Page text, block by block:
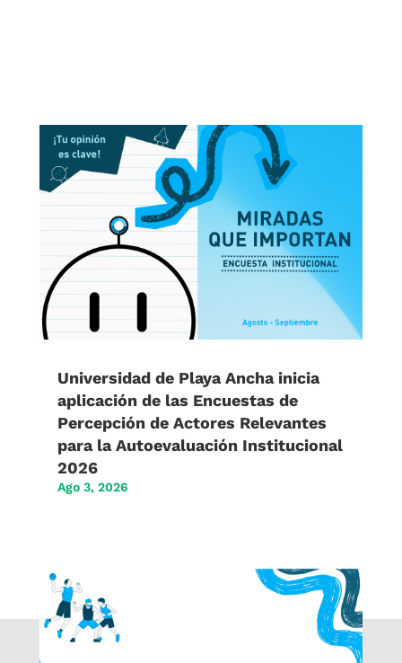
Universidad de Playa Ancha inicia
aplicación de las Encuestas de
Percepción de Actores Relevantes
para la Autoevaluación Institucional
2026
Ago 3, 2026